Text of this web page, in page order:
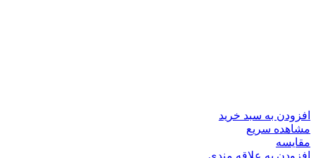
افزودن به سبد خرید
مشاهده سریع
مقایسه
افزودن به علاقه مندی